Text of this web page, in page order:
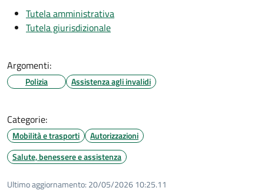
Tutela amministrativa
Tutela giurisdizionale
Argomenti:
Polizia Assistenza agli invalidi
Categorie:
Mobilità e trasporti
Autorizzazioni
Salute, benessere e assistenza
Ultimo aggiornamento: 20/05/2026 10:25.11